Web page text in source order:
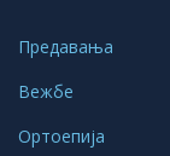
Предавања
Вежбе
Ортоепија